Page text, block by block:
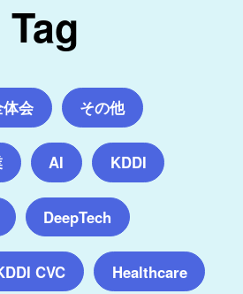
Tag
会 その他
AI KDDI
DeepTech
CVC Healthcare